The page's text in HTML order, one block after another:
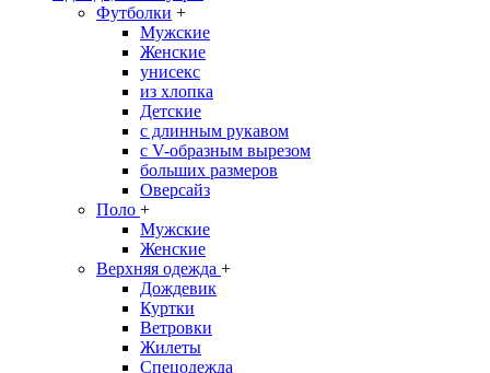
Футболки +
Мужские
Женские
унисекс
из хлопка
Детские
с длинным рукавом
с V-образным вырезом
больших размеров
Оверсайз
Поло +
Мужские
Женские
Верхняя одежда +
Дождевик
Куртки
Ветровки
Жилеты
Спецодежда